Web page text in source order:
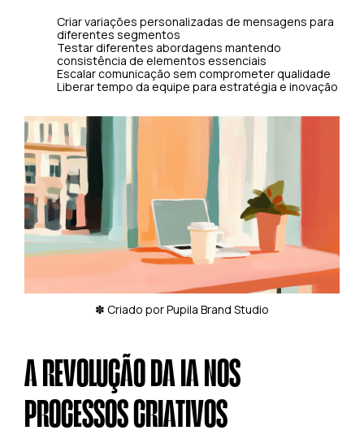
Criar variações personalizadas de mensagens para
diferentes segmentos
Testar diferentes abordagens mantendo
consistência de elementos essenciais
Escalar comunicação sem comprometer qualidade
Liberar tempo da equipe para estratégia e inovação
✽ Criado por Pupila Brand Studio
A REVOLUÇÃO DA IA NOS
PROCESSOS CRIATIVOS